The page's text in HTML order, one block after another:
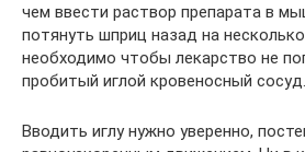
чем ввести раствор препарата в
потянуть шприц назад на
необходимо чтобы лекарство не
пробитый иглой кровеносный сосуд.
Вводить иглу нужно уверенно,